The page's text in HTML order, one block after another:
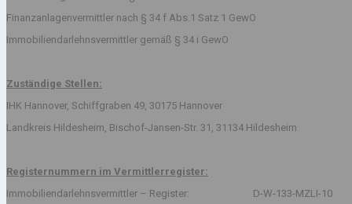
Finanzanlagenvermittler nach § 34 f Abs.1 Satz 1 GewO
Immobiliendarlehnsvermittler gemäß § 34 i GewO
Zuständige Stellen:
IHK Hannover, Schiffgraben 49, 30175 Hannover
Landkreis Hildesheim, Bischof-Jansen-Str. 31, 31134 Hildesheim
Registernummern im Vermittlerregister:
Immobiliendarlehnsvermittler – Register: D-W-133-MZLI-10